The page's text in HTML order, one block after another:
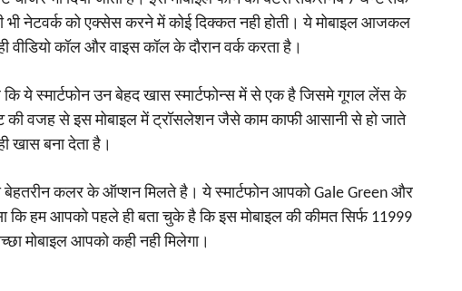
भी नेटवर्क को एक्‍सेस करने में कोई दिक्‍कत नही होती। ये मोबाइल आजकल
वीडियो कॉल और वाइस कॉल के दौरान वर्क करता है।
कि ये स्‍मार्टफोन उन बेहद खास स्‍मार्टफोन्‍स में से एक है जिसमे गूगल लेंस के
की वजह से इस मोबाइल में ट्रॉसलेशन जैसे काम काफी आसानी से हो जाते
खास बना देता है।
बेहतरीन कलर के ऑप्‍शन मिलते है। ये स्‍मार्टफोन आपको Gale Green और
हम आपको पहले ही बता चुके है कि इस मोबाइल की कीमत सिर्फ 11999
मोबाइल आपको कही नही मिलेगा।